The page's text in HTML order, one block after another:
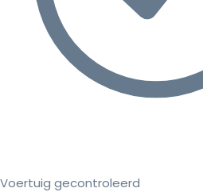
Voertuig gecontroleerd